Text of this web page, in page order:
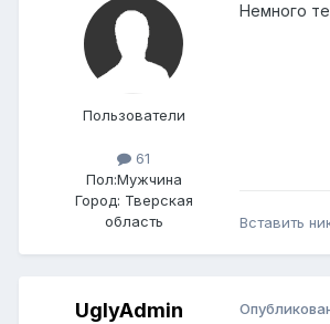
Пользователи
61
Пол:Мужчина
Город: Тверская
область
Немного
Вставить
UglyAdmin